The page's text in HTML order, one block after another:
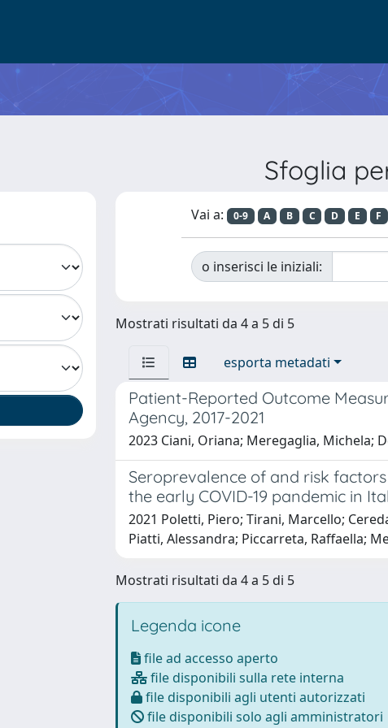
Sfoglia
Vai a: 0-9 A B C D E F
o inserisci le iniziali:
Mostrati risultati da 4 a 5 di 5
esporta metadati
Patient-Reported Outcome
Agency, 2017-2021
2023 Ciani, Oriana; Meregaglia, Michela;
Seroprevalence of and risk
the early COVID-19 pandemic in
2021 Poletti, Piero; Tirani, Marcello;
Piatti, Alessandra; Piccarreta, Raffaella;
Mostrati risultati da 4 a 5 di 5
Legenda icone
file ad accesso aperto
file disponibili sulla rete interna
file disponibili agli utenti autorizzati
file disponibili solo agli amministratori